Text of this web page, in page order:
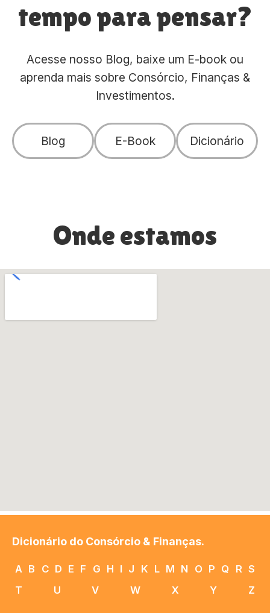
tempo para pensar?
Acesse nosso Blog, baixe um E-book ou
aprenda mais sobre Consórcio, Finanças &
Investimentos.
Blog E-Book Dicionário
Onde estamos
Dicionário do Consórcio & Finanças.
A B C D E F G H I J K L M N O P Q R S
T
U V W X Y Z